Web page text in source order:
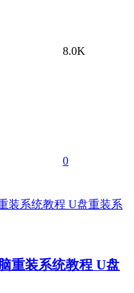
8.0K
0
重装系统教程 U盘